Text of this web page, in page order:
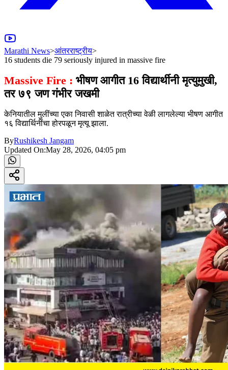
Marathi News>आंतरराष्ट्रीय>
16 students die 79 seriously injured in massive fire
Massive Fire : भीषण आगीत 16 विद्यार्थीनी मृत्युमुखी,
तर ७९ जण गंभीर जखमी
केनियातील मुलींच्या एका निवासी शाळेत रात्रीच्या वेळी लागलेल्या भीषण आगीत
१६ विद्यार्थिनींचा होरपळून मृत्यू झाला.
ByRushikesh Jangam
Updated On:May 28, 2026, 04:05 pm